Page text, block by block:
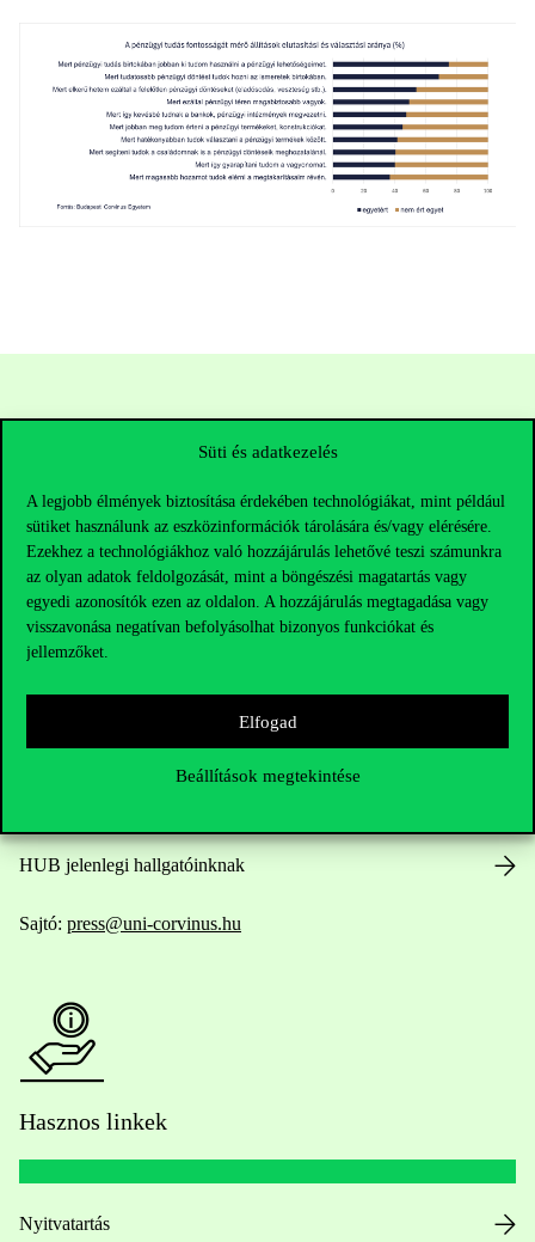
Süti és adatkezelés
A legjobb élmények biztosítása érdekében technológiákat, mint például
sütiket használunk az eszközinformációk tárolására és/vagy elérésére.
Ezekhez a technológiákhoz való hozzájárulás lehetővé teszi számunkra
az olyan adatok feldolgozását, mint a böngészési magatartás vagy
egyedi azonosítók ezen az oldalon. A hozzájárulás megtagadása vagy
visszavonása negatívan befolyásolhat bizonyos funkciókat és
jellemzőket.
Elfogad
Beállítások megtekintése
Elérhetőségek
Telefonszám:+36 1 482 5000
Kérdésed van a felvételivel kapcsolatban?
HUB jelenlegi hallgatóinknak
Sajtó: press@uni-corvinus.hu
Hasznos linkek
Nyitvatartás